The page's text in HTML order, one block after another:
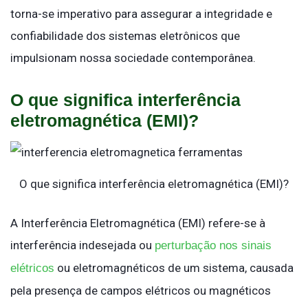
torna-se imperativo para assegurar a integridade e
confiabilidade dos sistemas eletrônicos que
impulsionam nossa sociedade contemporânea.
O que significa interferência
eletromagnética (EMI)?
O que significa interferência eletromagnética (EMI)?
A Interferência Eletromagnética (EMI) refere-se à
interferência indesejada ou perturbação nos sinais
elétricos ou eletromagnéticos de um sistema, causada
pela presença de campos elétricos ou magnéticos